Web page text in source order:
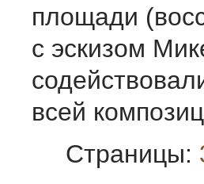
площади
с эскизом
всей
Страницы: